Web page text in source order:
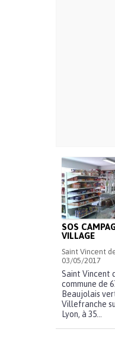
SOS
VILLAGE
Saint Vincent
03/05/2017
Saint Vincent
commune de
Beaujolais
Villefranche
Lyon, à 35...